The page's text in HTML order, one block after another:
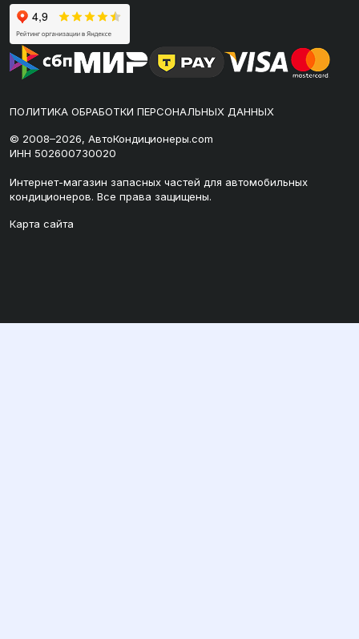
ПОЛИТИКА ОБРАБОТКИ ПЕРСОНАЛЬНЫХ ДАННЫХ
© 2008–2026, АвтоКондиционеры.com
ИНН 502600730020
Интернет-магазин запасных частей для автомобильных
кондиционеров. Все права защищены.
Карта сайта